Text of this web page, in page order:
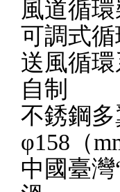
風道循
可調式
送風循
自制
不銹鋼
φ158（
中國臺灣